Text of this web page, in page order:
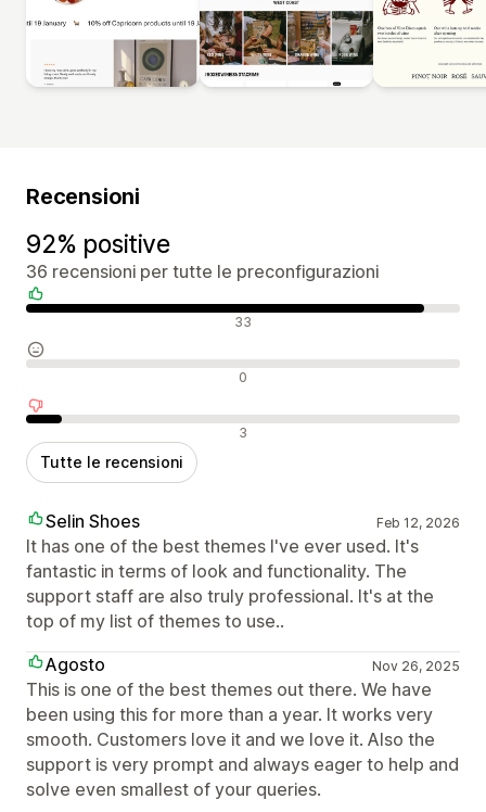
Recensioni
92% positive
36 recensioni per tutte le preconfigurazioni
Recensioni positive 33
Recensioni neutrali 0
Recensioni negative 3
Tutte le recensioni
Selin Shoes Feb 12, 2026
It has one of the best themes I've ever used. It's
fantastic in terms of look and functionality. The
support staff are also truly professional. It's at the
top of my list of themes to use..
Agosto
Nov 26, 2025
This is one of the best themes out there. We have
been using this for more than a year. It works very
smooth. Customers love it and we love it. Also the
support is very prompt and always eager to help and
solve even smallest of your queries.